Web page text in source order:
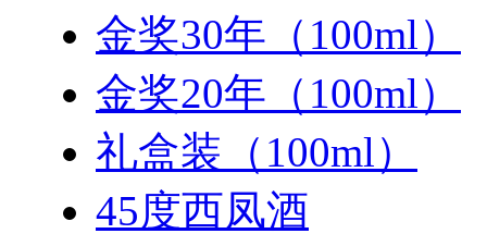
金奖30年（100ml）
金奖20年（100ml）
礼盒装（100ml）
45度西凤酒